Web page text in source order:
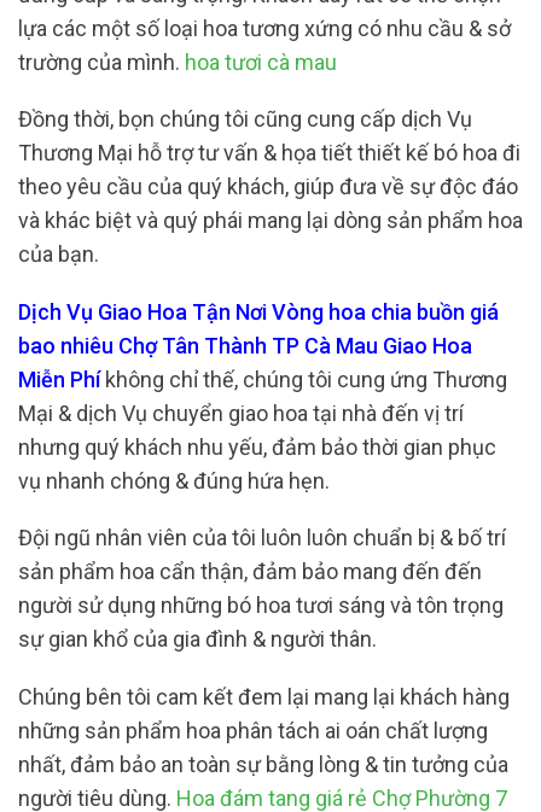
lựa các một số loại hoa tương xứng có nhu cầu & sở
trường của mình. hoa tươi cà mau
Đồng thời, bọn chúng tôi cũng cung cấp dịch Vụ
Thương Mại hỗ trợ tư vấn & họa tiết thiết kế bó hoa đi
theo yêu cầu của quý khách, giúp đưa về sự độc đáo
và khác biệt và quý phái mang lại dòng sản phẩm hoa
của bạn.
Dịch Vụ Giao Hoa Tận Nơi Vòng hoa chia buồn giá
bao nhiêu Chợ Tân Thành TP Cà Mau Giao Hoa
Miễn Phíkhông chỉ thế, chúng tôi cung ứng Thương
Mại & dịch Vụ chuyển giao hoa tại nhà đến vị trí
nhưng quý khách nhu yếu, đảm bảo thời gian phục
vụ nhanh chóng & đúng hứa hẹn.
Đội ngũ nhân viên của tôi luôn luôn chuẩn bị & bố trí
sản phẩm hoa cẩn thận, đảm bảo mang đến đến
người sử dụng những bó hoa tươi sáng và tôn trọng
sự gian khổ của gia đình & người thân.
Chúng bên tôi cam kết đem lại mang lại khách hàng
những sản phẩm hoa phân tách ai oán chất lượng
nhất, đảm bảo an toàn sự bằng lòng & tin tưởng của
người tiêu dùng. Hoa đám tang giá rẻ Chợ Phường 7